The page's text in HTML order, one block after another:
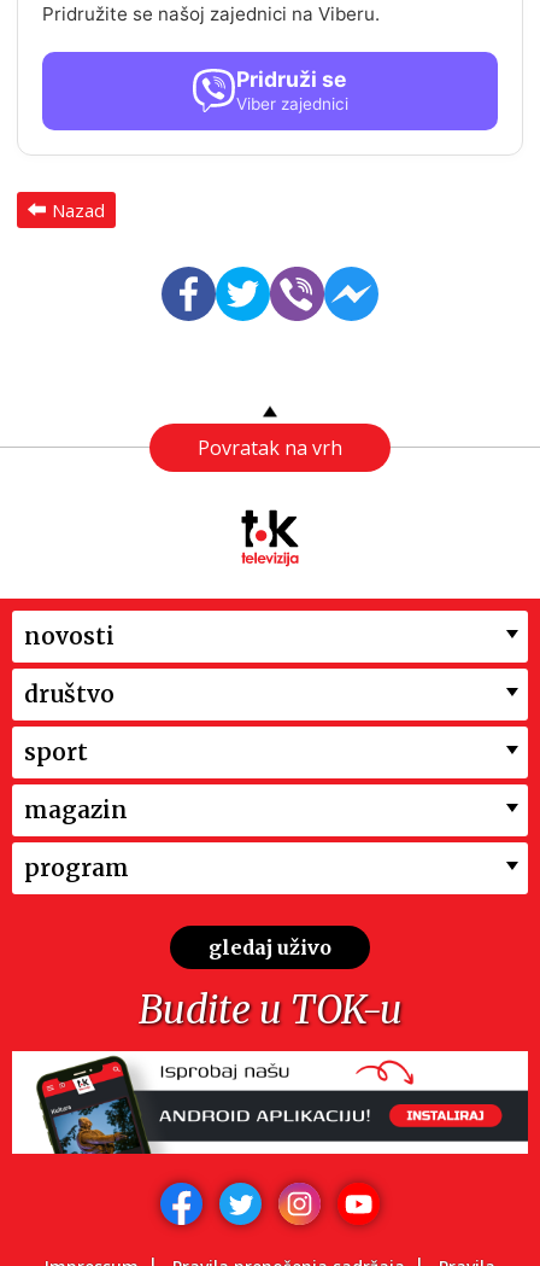
Pridružite se našoj zajednici na Viberu.
Pridruži se
Viber zajednici
Nazad
Povratak na vrh
novosti
društvo
sport
magazin
program
gledaj uživo
Budite u TOK-u